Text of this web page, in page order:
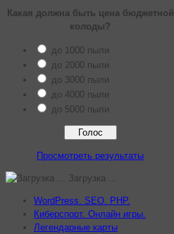
Какая должна быть цена бюджетной
колоды?
до 1000 пыли
до 2000 пыли
до 3000 пыли
до 4000 пыли
до 5000 пыли
Просмотреть результаты
Загрузка ...
WordPress. SEO. PHP.
Киберспорт. Онлайн игры.
Легендарные карты